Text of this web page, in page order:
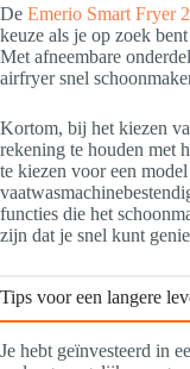
De Emerio Smart Fryer
keuze als je op zoek
Met afneembare
airfryer snel
Kortom, bij het kiezen
rekening te houden met
te kiezen voor een
functies die het
zijn dat je snel kunt
Tips voor een langere
Je hebt geïnvesteerd in